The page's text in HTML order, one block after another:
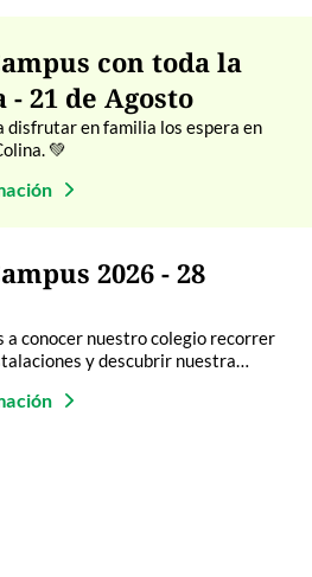
con toda la
21 de Agosto
disfrutar en familia los espera en
💚
2026 - 28
a conocer nuestro colegio recorrer
y descubrir nuestra